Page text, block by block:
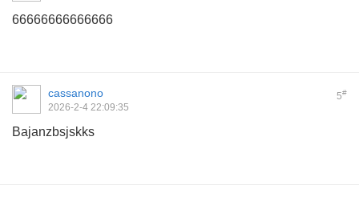
66666666666666
5#
cassanono
2026-2-4 22:09:35
Bajanzbsjskks